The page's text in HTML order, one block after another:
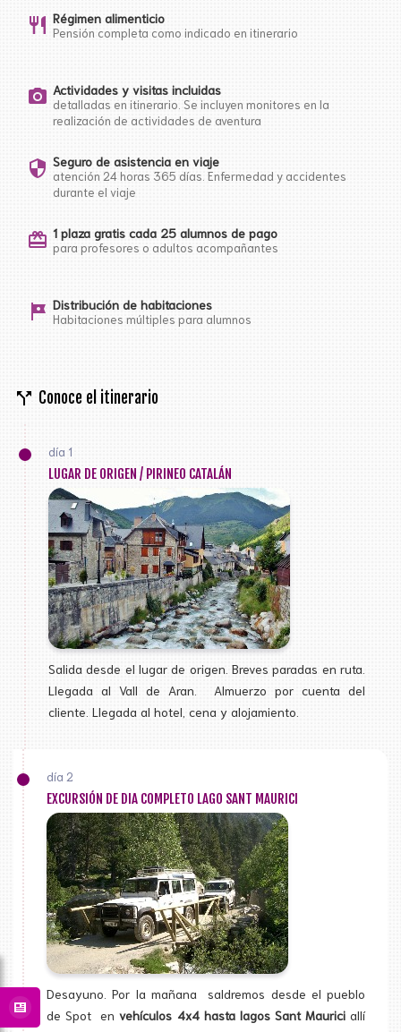
restaurant Régimen alimenticio
Pensión completa como indicado en itinerario
photo_camera Actividades y visitas incluidas
detalladas en itinerario. Se incluyen monitores en la
realización de actividades de aventura
security Seguro de asistencia en viaje
atención 24 horas 365 días. Enfermedad y accidentes
durante el viaje
card_giftcard 1 plaza gratis cada 25 alumnos de pago
para profesores o adultos acompañantes
tour Distribución de habitaciones
Habitaciones múltiples para alumnos
call_split Conoce el itinerario
día 1
LUGAR DE ORIGEN / PIRINEO CATALÁN
Salida desde el lugar de origen. Breves paradas en ruta.
Llegada al Vall de Aran. Almuerzo por cuenta del
cliente. Llegada al hotel, cena y alojamiento.
día 2
EXCURSIÓN DE DIA COMPLETO LAGO SANT MAURICI
Desayuno. Por la mañana saldremos desde el pueblo
de Spot envehículos 4x4 hasta lagos Sant Mauriciallí